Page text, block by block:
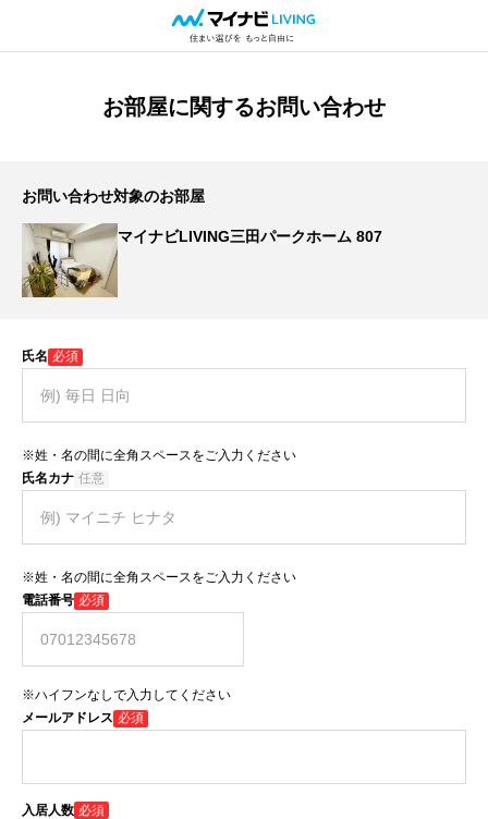
お部屋に関するお問い合わせ
お問い合わせ対象のお部屋
マイナビLIVING三田パークホーム 807
氏名 必須
※姓・名の間に全角スペースをご入力ください
氏名カナ 任意
※姓・名の間に全角スペースをご入力ください
電話番号 必須
※ハイフンなしで入力してください
メールアドレス 必須
入居人数 必須